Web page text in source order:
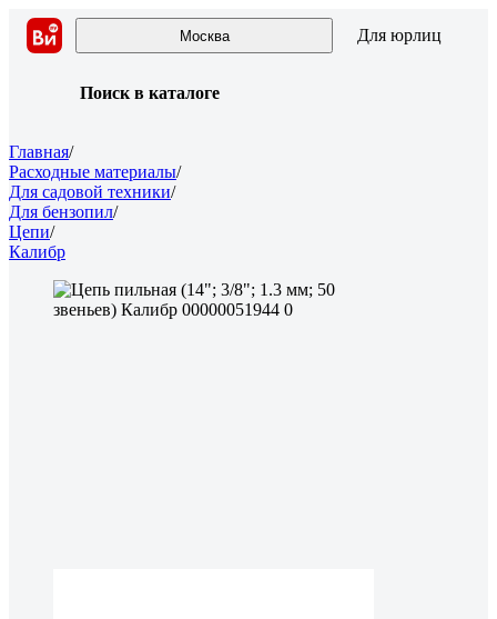
Москва Для юрлиц
Поиск в каталоге
Главная/
Расходные материалы/
Для садовой техники/
Для бензопил/
Цепи/
Калибр